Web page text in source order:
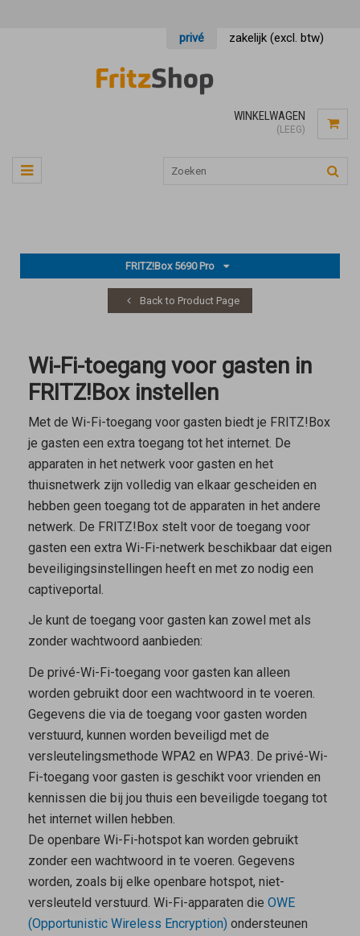
privé zakelijk (excl. btw)
WINKELWAGEN
(LEEG)
FRITZ!Box 5690 Pro
Back to Product Page
Wi-Fi-toegang voor gasten in
FRITZ!Box instellen
Met de Wi-Fi-toegang voor gasten biedt je FRITZ!Box
je gasten een extra toegang tot het internet. De
apparaten in het netwerk voor gasten en het
thuisnetwerk zijn volledig van elkaar gescheiden en
hebben geen toegang tot de apparaten in het andere
netwerk. De FRITZ!Box stelt voor de toegang voor
gasten een extra Wi-Fi-netwerk beschikbaar dat eigen
beveiligingsinstellingen heeft en met zo nodig een
captiveportal.
Je kunt de toegang voor gasten kan zowel met als
zonder wachtwoord aanbieden:
De privé-Wi-Fi-toegang voor gasten kan alleen
worden gebruikt door een wachtwoord in te voeren.
Gegevens die via de toegang voor gasten worden
verstuurd, kunnen worden beveiligd met de
versleutelingsmethode WPA2 en WPA3. De privé-Wi-
Fi-toegang voor gasten is geschikt voor vrienden en
kennissen die bij jou thuis een beveiligde toegang tot
het internet willen hebben.
De openbare Wi-Fi-hotspotkan worden gebruikt
zonder een wachtwoord in te voeren. Gegevens
worden, zoals bij elke openbare hotspot, niet-
versleuteld verstuurd. Wi-Fi-apparaten die OWE
(Opportunistic Wireless Encryption) ondersteunen